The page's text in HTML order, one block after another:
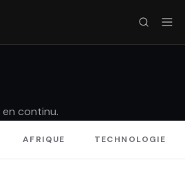
continu.
AFRIQUE TECHNOLOGIE